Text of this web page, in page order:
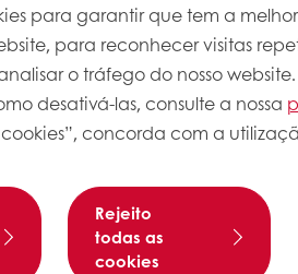
para garantir que tem a
para reconhecer visitas
o tráfego do nosso
desativá-las, consulte a nossa
concorda com a
Rejeito
todas as
cookies